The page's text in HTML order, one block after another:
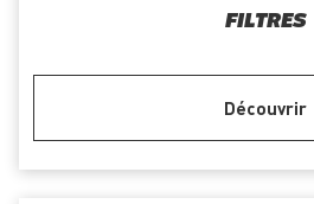
FILTRES
Découvrir